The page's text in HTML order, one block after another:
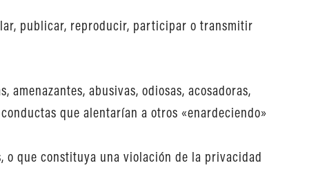
publicar, reproducir, participar o transmitir
abusivas, odiosas, acosadoras,
que alentarían a otros «enardeciendo»
o que constituya una violación de la privacidad